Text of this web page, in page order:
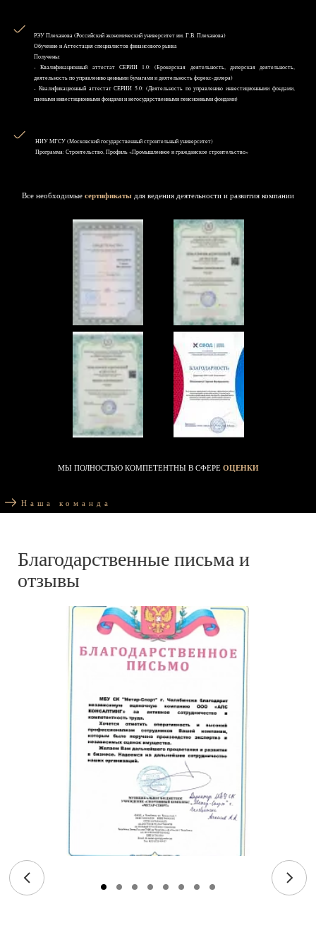
РЭУ Плеханова (Российский экономический университет им. Г.В. Плеханова)
Обучение и Аттестация специалистов финансового рынка
Получены:
- Квалификационный аттестат СЕРИИ 1.0: (Брокерская деятельность, дилерская деятельность,
деятельность по управлению ценными бумагами и деятельность форекс-дилера)
- Квалификационный аттестат СЕРИИ 5.0: (Деятельность по управлению инвестиционными фондами,
паевыми инвестиционными фондами и негосударственными пенсионными фондами)
НИУ MГСУ (Московский государственный строительный университет)
Программа: Строительство, Профиль «Промышленное и гражданское строительство»
Все необходимые сертификаты для ведения деятельности и развития компании
МЫ ПОЛНОСТЬЮ КОМПЕТЕНТНЫ В СФЕРЕ ОЦЕНКИ
Наша команда
Благодарственные письма и
отзывы